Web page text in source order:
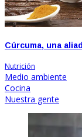
Cúrcuma, una
Nutrición
Medio ambiente
Cocina
Nuestra gente